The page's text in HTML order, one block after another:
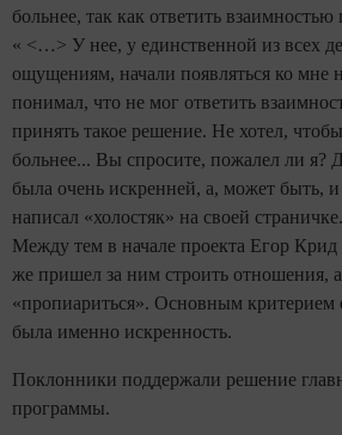
больнее, так как ответить
« <…> У нее, у единственной из всех
ощущениям, начали появляться ко мне
понимал, что не мог ответить
принять такое решение. Не хотел,
больнее... Вы спросите, пожалел ли я?
была очень искренней, а, может быть,
написал «холостяк» на своей страничке.
Между тем в начале проекта Егор Крид
же пришел за ним строить отношения,
«пропиариться». Основным критерием
была именно искренность.
Поклонники поддержали решение
программы.